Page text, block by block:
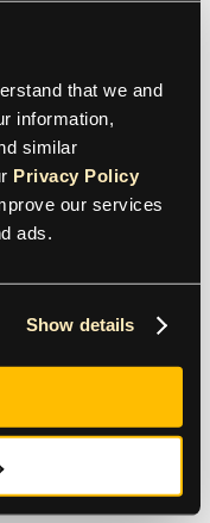
that we and
information,
similar
Privacy Policy
our services
ads.
Show details